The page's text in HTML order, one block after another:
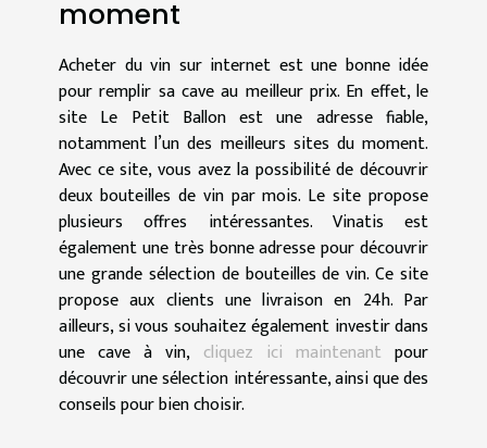
moment
Acheter du vin sur internet est une bonne idée
pour remplir sa cave au meilleur prix. En effet, le
site Le Petit Ballon est une adresse fiable,
notamment l’un des meilleurs sites du moment.
Avec ce site, vous avez la possibilité de découvrir
deux bouteilles de vin par mois. Le site propose
plusieurs offres intéressantes. Vinatis est
également une très bonne adresse pour découvrir
une grande sélection de bouteilles de vin. Ce site
propose aux clients une livraison en 24h. Par
ailleurs, si vous souhaitez également investir dans
une cave à vin, cliquez ici maintenant pour
découvrir une sélection intéressante, ainsi que des
conseils pour bien choisir.